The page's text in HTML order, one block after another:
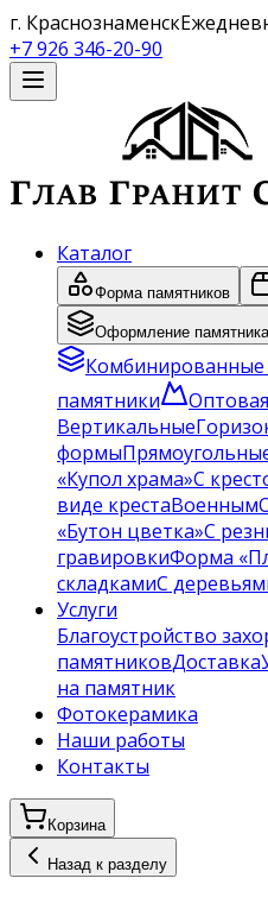
г. Краснознаменск
+7 926 346-20-90
Каталог
Форма памятников
Оформление памятника
Комбинированные
памятники
Вертикальные
формы
«Купол храма»С
виде крестаВоенным
«Бутон цветка»С
гравировкиФорма
складкамиС
Услуги
Благоустройство
памятниковДоставка
на памятник
Фотокерамика
Наши работы
Контакты
Корзина
Назад к разделу